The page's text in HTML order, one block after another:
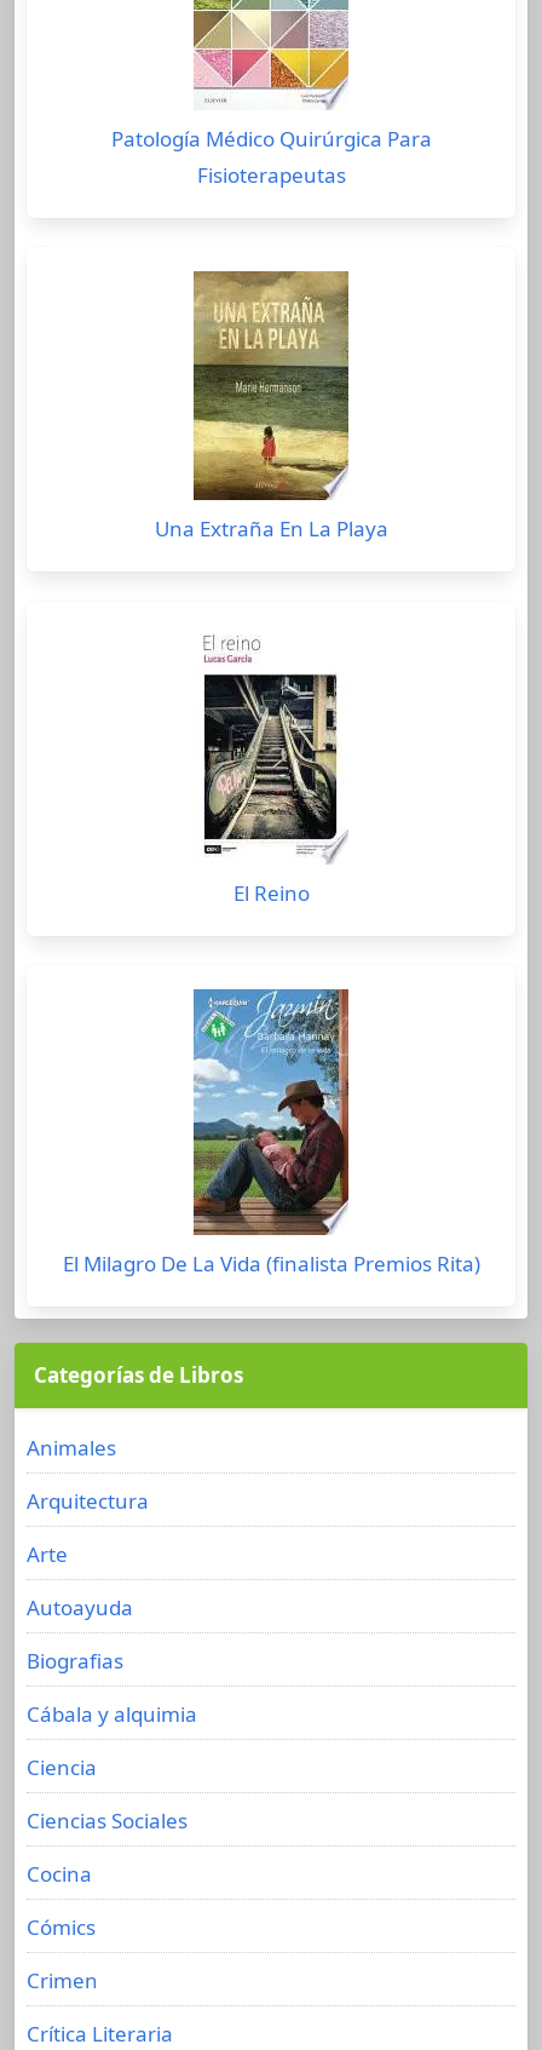
Patología Médico Quirúrgica Para
Fisioterapeutas
Una Extraña En La Playa
El Reino
El Milagro De La Vida (finalista Premios Rita)
Categorías de Libros
Animales
Arquitectura
Arte
Autoayuda
Biografias
Cábala y alquimia
Ciencia
Ciencias Sociales
Cocina
Cómics
Crimen
Crítica Literaria